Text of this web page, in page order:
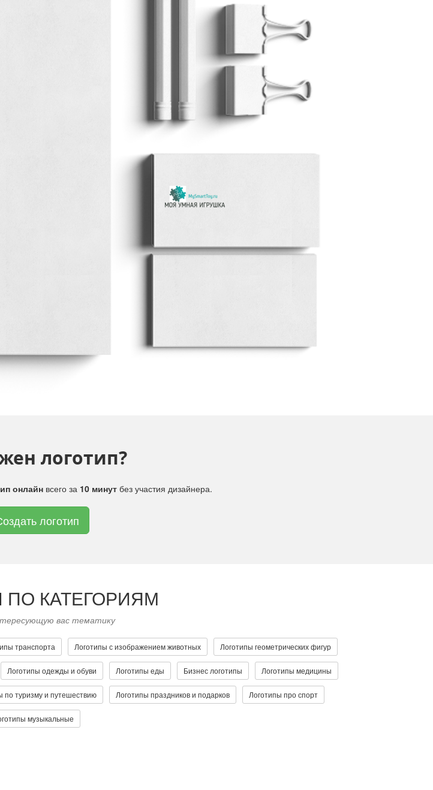
логотип?
онлайн всего за 10 минут без участия дизайнера.
логотип
КАТЕГОРИЯМ
вас тематику
транспорта Логотипы с изображением животных Логотипы геометрических фигур
Логотипы одежды и обуви Логотипы еды Бизнес логотипы Логотипы медицины
по туризму и путешествию Логотипы праздников и подарков Логотипы про спорт
музыкальные